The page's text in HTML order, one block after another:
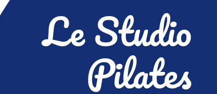
Le Studio
Pilates